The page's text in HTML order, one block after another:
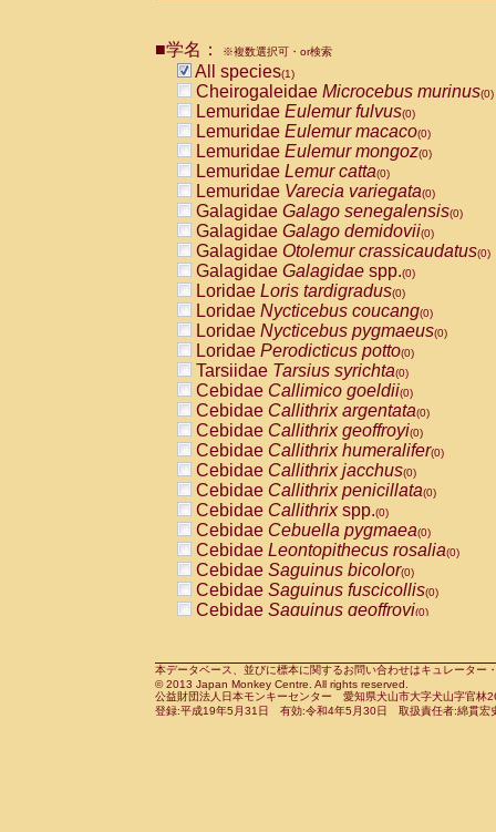
CebidaeCebus nigrivittatus
CebidaeCebus
CebidaeSaimiri boliviensis(0)
CebidaeSaimiri sciureus(0)
AtelidaeAlouatta caraya(0)
AtelidaeAlouatta fusca(0)
AtelidaeAlouatta seniculus
AtelidaeAlouattaspp.(0)
AtelidaeAteles belzebuth(0)
AtelidaeAteles geoffroyi(0)
AtelidaeAteles paniscus(0)
AtelidaeAtelesspp.(0)
Atelidae Lagothrix lagothricha
AtelidaeLagothrix lagothricha cana
PitheciidaeCacajao calvus
PitheciidaeCallicebus cupreus
PitheciidaeCallicebus donacophilus
PitheciidaeCallicebus moloch
PitheciidaeCallicebus torquatus
PitheciidaeCallicebusspp.(0)
PitheciidaeChiropotes satanas(0)
PitheciidaePithecia monachus
PitheciidaePithecia pithecia(0)
CercopithecidaeCercocebus agilis
CercopithecidaeCercocebus
CercopithecidaeCercocebus
CercopithecidaeCercocebus
CercopithecidaeCercocebus
CercopithecidaeCercocebushybrid
CercopithecidaePapio anubis(0)
CercopithecidaePapio cynocephalus
CercopithecidaePapio hamadryas(0)
■学名： ※複数選択可・or検索
All species(1)
Cheirogaleidae Microcebus murinus(0)
Lemuridae Eulemur fulvus(0)
Lemuridae Eulemur macaco(0)
Lemuridae Eulemur mongoz(0)
Lemuridae Lemur catta(0)
Lemuridae Varecia variegata(0)
Galagidae Galago senegalensis(0)
Galagidae Galago demidovii(0)
Galagidae Otolemur crassicaudatus(0)
Galagidae Galagidae spp.(0)
Loridae Loris tardigradus(0)
Loridae Nycticebus coucang(0)
Loridae Nycticebus pygmaeus(0)
Loridae Perodicticus potto(0)
Tarsiidae Tarsius syrichta(0)
Cebidae Callimico goeldii(0)
Cebidae Callithrix argentata(0)
Cebidae Callithrix geoffroyi(0)
Cebidae Callithrix humeralifer(0)
Cebidae Callithrix jacchus(0)
Cebidae Callithrix penicillata(0)
Cebidae Callithrixspp.(0)
Cebidae Cebuella pygmaea(0)
Cebidae Leontopithecus rosalia(0)
Cebidae Saguinus bicolor(0)
Cebidae Saguinus fuscicollis(0)
Cebidae Saguinus geoffroyi(0)
CebidaeSaguinus leucopus(0)
CebidaeSaguinus midas(0)
Cebidae Saguinus mystax(0)
本データベース、並びに標本に関するお問い合わせはキュレータ
© 2013 Japan Monkey Centre. All rights reserved.
公益財団法人日本モンキーセンター 愛知県犬山市大字犬山字官
登録:平成19年5月31日 有効:令和4年5月30日 取扱責任者:綿貫宏